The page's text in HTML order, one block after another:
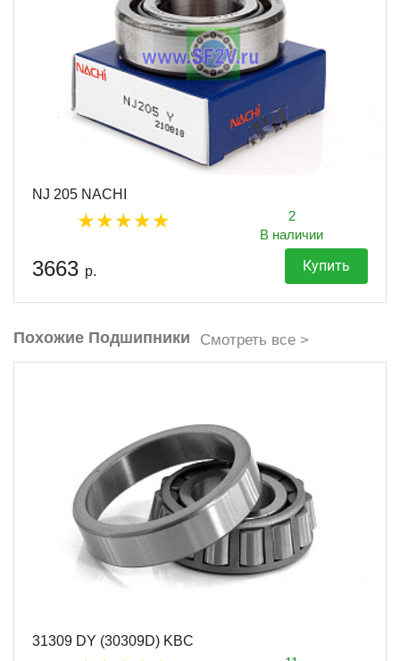
NJ 205 NACHI
2
В наличии
3663 р. Купить
Похожие Подшипники Смотреть все >
31309 DY (30309D) KBC